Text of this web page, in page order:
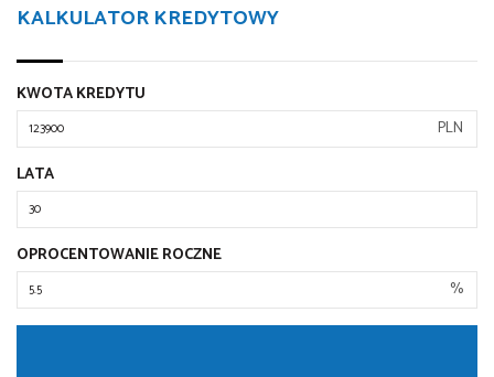
KALKULATOR KREDYTOWY
KWOTA KREDYTU
PLN
LATA
OPROCENTOWANIE ROCZNE
%